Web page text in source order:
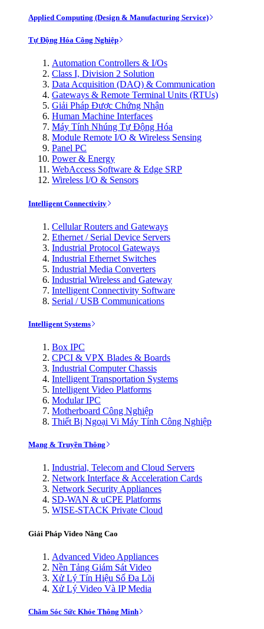
Applied Computing (Design & Manufacturing Service)
Tự Động Hóa Công Nghiệp
Automation Controllers & I/Os
Class I, Division 2 Solution
Data Acquisition (DAQ) & Communication
Gateways & Remote Terminal Units (RTUs)
Giải Pháp Được Chứng Nhận
Human Machine Interfaces
Máy Tính Nhúng Tự Động Hóa
Module Remote I/O & Wireless Sensing
Panel PC
Power & Energy
WebAccess Software & Edge SRP
Wireless I/O & Sensors
Intelligent Connectivity
Cellular Routers and Gateways
Ethernet / Serial Device Servers
Industrial Protocol Gateways
Industrial Ethernet Switches
Industrial Media Converters
Industrial Wireless and Gateway
Intelligent Connectivity Software
Serial / USB Communications
Intelligent Systems
Box IPC
CPCI & VPX Blades & Boards
Industrial Computer Chassis
Intelligent Transportation Systems
Intelligent Video Platforms
Modular IPC
Motherboard Công Nghiệp
Thiết Bị Ngoại Vi Máy Tính Công Nghiệp
Mạng & Truyền Thông
Industrial, Telecom and Cloud Servers
Network Interface & Acceleration Cards
Network Security Appliances
SD-WAN & uCPE Platforms
WISE-STACK Private Cloud
Giải Pháp Video Nâng Cao
Advanced Video Appliances
Nền Tảng Giám Sát Video
Xử Lý Tín Hiệu Số Đa Lõi
Xử Lý Video Và IP Media
Chăm Sóc Sức Khỏe Thông Minh